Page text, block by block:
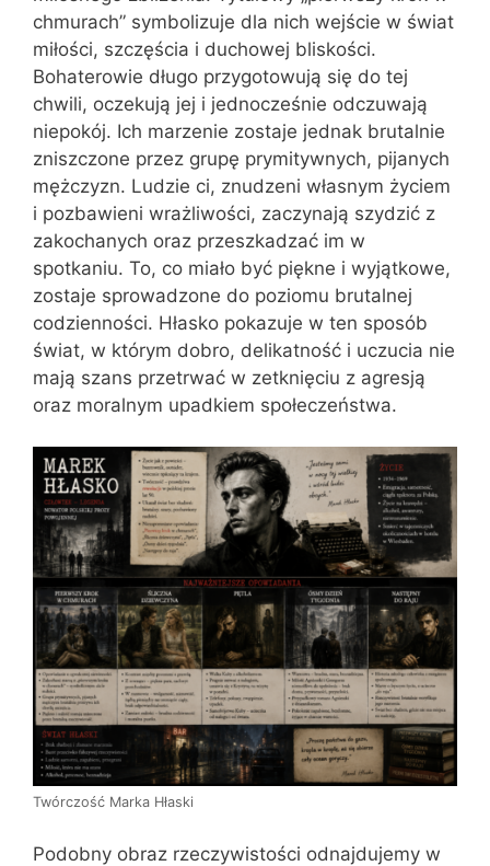
chmurach” symbolizuje dla nich wejście w świat
miłości, szczęścia i duchowej bliskości.
Bohaterowie długo przygotowują się do tej
chwili, oczekują jej i jednocześnie odczuwają
niepokój. Ich marzenie zostaje jednak brutalnie
zniszczone przez grupę prymitywnych, pijanych
mężczyzn. Ludzie ci, znudzeni własnym życiem
i pozbawieni wrażliwości, zaczynają szydzić z
zakochanych oraz przeszkadzać im w
spotkaniu. To, co miało być piękne i wyjątkowe,
zostaje sprowadzone do poziomu brutalnej
codzienności. Hłasko pokazuje w ten sposób
świat, w którym dobro, delikatność i uczucia nie
mają szans przetrwać w zetknięciu z agresją
oraz moralnym upadkiem społeczeństwa.
Twórczość Marka Hłaski
Podobny obraz rzeczywistości odnajdujemy w